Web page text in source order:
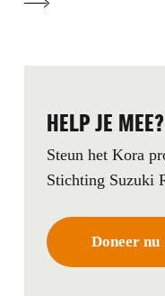
HELP JE MEE?
Steun het Kora
Stichting Suzuki
Doneer nu